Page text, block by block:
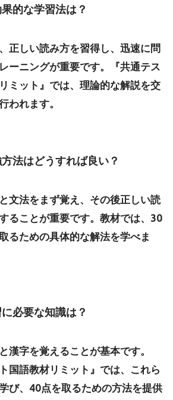
的な学習法は？
正しい読み方を習得し、迅速に問
ーニングが重要です。『共通テス
ミット』では、理論的な解説を交
われます。
法はどうすれば良い？
文法をまず覚え、その後正しい読
ることが重要です。教材では、30
るための具体的な解法を学べま
必要な知識は？
漢字を覚えることが基本です。
国語教材リミット』では、これら
び、40点を取るための方法を提供